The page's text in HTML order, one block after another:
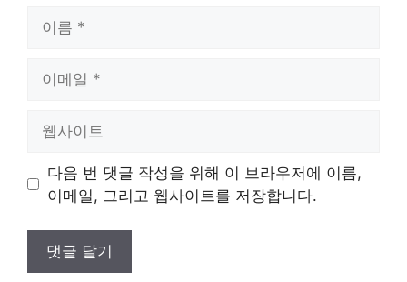
트
다음 번 댓글 작성을 위해 이 브라우저에 이름,
이메일, 그리고 웹사이트를 저장합니다.